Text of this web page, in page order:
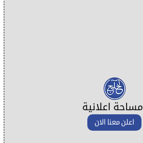
مساحة اعلانية
اعلن معنا الان